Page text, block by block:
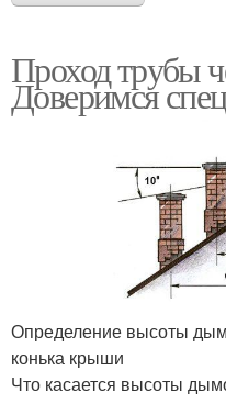
Проход трубы
Доверимся
Определение высоты
конька крыши
Что касается высоты